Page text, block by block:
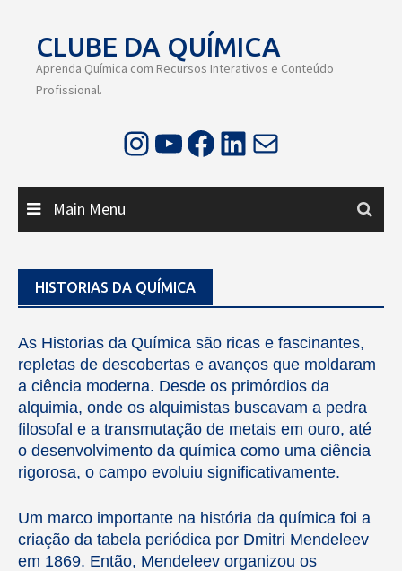
contentCLUBE DA QUÍMICA
Aprenda Química com Recursos Interativos e Conteúdo
Profissional.
Instagram Youtube Facebook LinkedIn E-mail
Main Menu
HISTORIAS DA QUÍMICA
As Historias da Química são ricas e fascinantes,
repletas de descobertas e avanços que moldaram
a ciência moderna. Desde os primórdios da
alquimia, onde os alquimistas buscavam a pedra
filosofal e a transmutação de metais em ouro, até
o desenvolvimento da química como uma ciência
rigorosa, o campo evoluiu significativamente.
Um marco importante na história da química foi a
criação da tabela periódica por Dmitri Mendeleev
em 1869. Então, Mendeleev organizou os